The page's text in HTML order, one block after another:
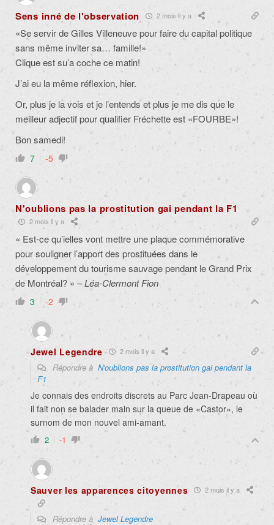
Sens inné de l'observation 2 mois il y a
«Se servir de Gilles Villeneuve pour faire du capital politique
sans même inviter sa… famille!»
Clique est su’a coche ce matin!
J’ai eu la même réflexion, hier.
Or, plus je la vois et je l’entends et plus je me dis que le
meilleur adjectif pour qualifier Fréchette est «FOURBE»!
Bon samedi!
7 -5
N'oublions pas la prostitution gai pendant la F1
2 mois il y a
« Est-ce qu’ielles vont mettre une plaque commémorative
pour souligner l’apport des prostituées dans le
développement du tourisme sauvage pendant le Grand Prix
de Montréal? » –Léa-Clermont Fion
3 -2
Jewel Legendre 2 mois il y a
Répondre à N'oublions pas la prostitution gai pendant la
F1
Je connais des endroits discrets au Parc Jean-Drapeau où
il fait non se balader main sur la queue de «Castor», le
surnom de mon nouvel ami-amant.
2 -1
Sauver les apparences citoyennes 2 mois il y a
Répondre à Jewel Legendre